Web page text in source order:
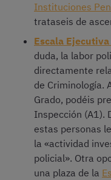
Instituciones
trataseis de
Escala
duda, la labor
directamente
de Criminología.
Grado, podéis
Inspección (A1).
estas personas
la «actividad
policial». Otra
una plaza de la